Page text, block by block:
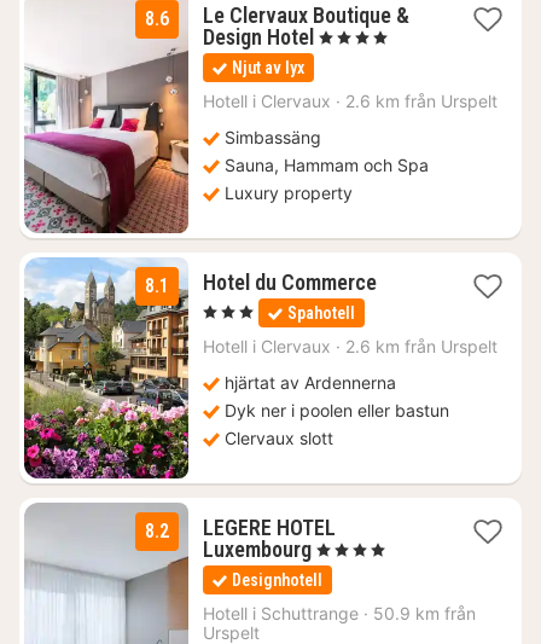
8.6
Le Clervaux Boutique &
Design Hotel 1
2447
, 4 Stjärnor
Njut av lyx
Hotell i Clervaux · 2.6 km från Urspelt
Simbassäng
Sauna, Hammam och Spa
Luxury property
8.1 Hotel du Commerce3
1466
, 3 Stjärnor Spahotell
Hotell i Clervaux · 2.6 km från Urspelt
hjärtat av Ardennerna
Dyk ner i poolen eller bastun
Clervaux slott
8.2
LEGERE HOTEL
Luxembourg1
natt
från
1372
, 4 Stjärnor
Designhotell
Hotell i Schuttrange · 50.9 km från
Urspelt